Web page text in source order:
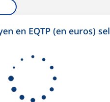
en EQTP (en euros)